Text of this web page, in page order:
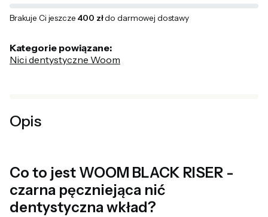
Brakuje Ci jeszcze 400 złdo darmowej dostawy
Kategorie powiązane:
Nici dentystyczne Woom
Opis
Co to jest WOOM BLACK RISER -
czarna pęczniejąca nić
dentystyczna wkład?